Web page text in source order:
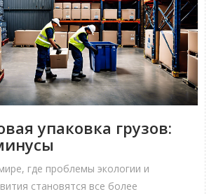
упаковка грузов:
где проблемы экологии и
становятся все более